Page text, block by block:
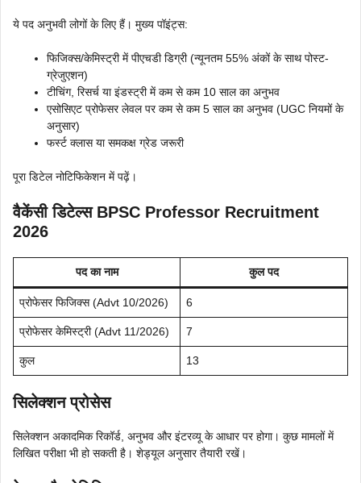
ये पद अनुभवी लोगों के लिए हैं। मुख्य पॉइंट्स:
फिजिक्स/केमिस्ट्री में पीएचडी डिग्री (न्यूनतम 55% अंकों के साथ पोस्ट-
ग्रेजुएशन)
टीचिंग, रिसर्च या इंडस्ट्री में कम से कम 10 साल का अनुभव
एसोसिएट प्रोफेसर लेवल पर कम से कम 5 साल का अनुभव (UGC नियमों के
अनुसार)
फर्स्ट क्लास या समकक्ष ग्रेड जरूरी
पूरा डिटेल नोटिफिकेशन में पढ़ें।
वैकेंसी डिटेल्स BPSC Professor Recruitment
2026
पद का नाम कुल पद
प्रोफेसर फिजिक्स (Advt 10/2026) 6
प्रोफेसर केमिस्ट्री (Advt 11/2026) 7
कुल 13
सिलेक्शन प्रोसेस
सिलेक्शन अकादमिक रिकॉर्ड, अनुभव और इंटरव्यू के आधार पर होगा। कुछ मामलों में
लिखित परीक्षा भी हो सकती है। शेड्यूल अनुसार तैयारी रखें।